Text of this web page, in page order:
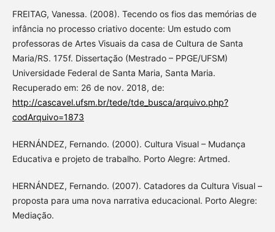
FREITAG, Vanessa. (2008). Tecendo os fios das memórias de
infância no processo criativo docente: Um estudo com
professoras de Artes Visuais da casa de Cultura de Santa
Maria/RS. 175f. Dissertação (Mestrado – PPGE/UFSM)
Universidade Federal de Santa Maria, Santa Maria.
Recuperado em: 26 de nov. 2018, de:
http://cascavel.ufsm.br/tede/tde_busca/arquivo.php?
codArquivo=1873
HERNÁNDEZ, Fernando. (2000). Cultura Visual – Mudança
Educativa e projeto de trabalho. Porto Alegre: Artmed.
HERNÁNDEZ, Fernando. (2007). Catadores da Cultura Visual –
proposta para uma nova narrativa educacional. Porto Alegre:
Mediação.